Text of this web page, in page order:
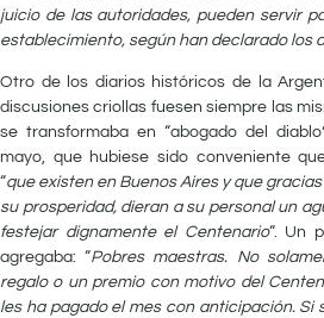
juicio de las autoridades, pueden servir
establecimiento, según han declarado los
Otro de los diarios históricos de la
discusiones criollas fuesen siempre las
se transformaba en “abogado del
mayo, que hubiese sido conveniente
“que existen en Buenos Aires y que
su prosperidad, dieran a su personal un
festejar dignamente el Centenario“. Un
agregaba: “Pobres maestras. No
regalo o un premio con motivo del
les ha pagado el mes con anticipación. Si